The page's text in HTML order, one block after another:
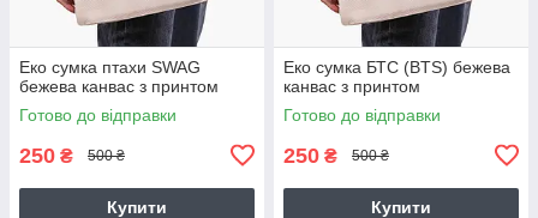
Еко сумка птахи SWAG
бежева канвас з принтом
Готово до відправки
250 ₴ 500 ₴
Купити
Еко сумка БТС (BTS) бежева
канвас з принтом
Готово до відправки
250 ₴ 500 ₴
Купити